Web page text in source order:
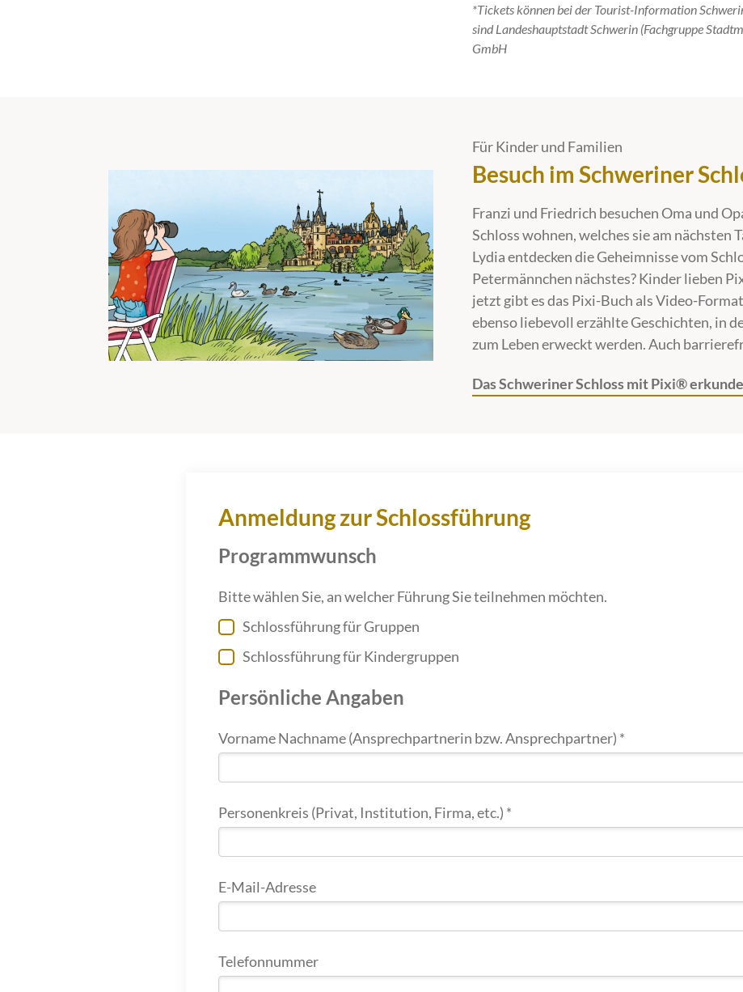
*Tickets können bei der Tourist-Information
sind Landeshauptstadt Schwerin (Fachgruppe
GmbH
Für Kinder und Familien
Besuch im Schweriner
Franzi und Friedrich besuchen Oma und
Schloss wohnen, welches sie am nächsten
Lydia entdecken die Geheimnisse vom
Petermännchen nächstes? Kinder lieben
jetzt gibt es das Pixi-Buch als Video-
ebenso liebevoll erzählte Geschichten, in
zum Leben erweckt werden. Auch
Das Schweriner Schloss mit Pixi®
Anmeldung zur Schlossführung
Programmwunsch
Bitte wählen Sie, an welcher Führung Sie teilnehmen möchten.
Schlossführung für Gruppen
Schlossführung für Kindergruppen
Persönliche Angaben
Vorname Nachname (Ansprechpartnerin bzw. Ansprechpartner) *
Personenkreis (Privat, Institution, Firma, etc.) *
E-Mail-Adresse
Telefonnummer